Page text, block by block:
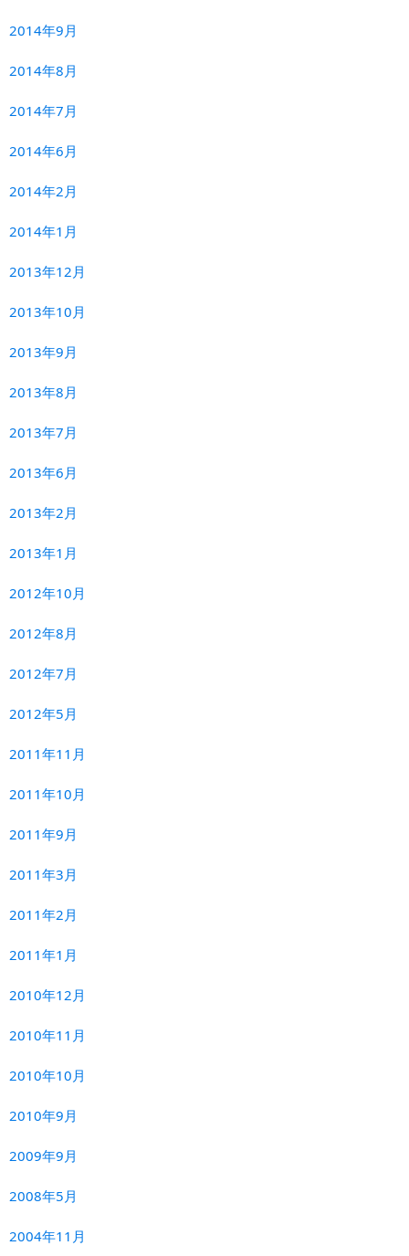
2014年9月
2014年8月
2014年7月
2014年6月
2014年2月
2014年1月
2013年12月
2013年10月
2013年9月
2013年8月
2013年7月
2013年6月
2013年2月
2013年1月
2012年10月
2012年8月
2012年7月
2012年5月
2011年11月
2011年10月
2011年9月
2011年3月
2011年2月
2011年1月
2010年12月
2010年11月
2010年10月
2010年9月
2009年9月
2008年5月
2004年11月